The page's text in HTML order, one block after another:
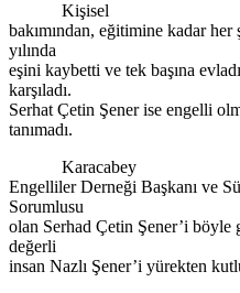
Kişisel
bakımından, eğitimine kadar
yılında
eşini kaybetti ve tek başına
karşıladı.
Serhat Çetin Şener ise engelli
tanımadı.
Karacabey
Engelliler Derneği Başkanı ve
Sorumlusu
olan Serhad Çetin Şener’i böyle
değerli
insan Nazlı Şener’i yürekten